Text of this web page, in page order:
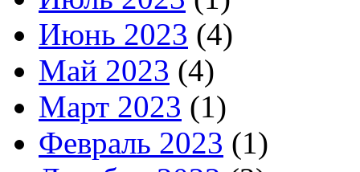
Июнь 2023 (4)
Май 2023 (4)
Март 2023 (1)
Февраль 2023 (1)